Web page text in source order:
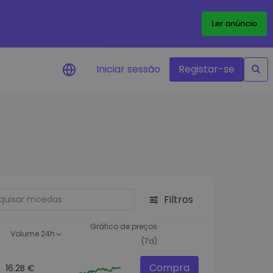
Ler anúncio
investimento
Ideias inteligentes para um
desempenho ótimo
Iniciar sessão Registar-se
Filtros
Volume 24h
Gráfico de preços
(7d)
16.2B € Compra